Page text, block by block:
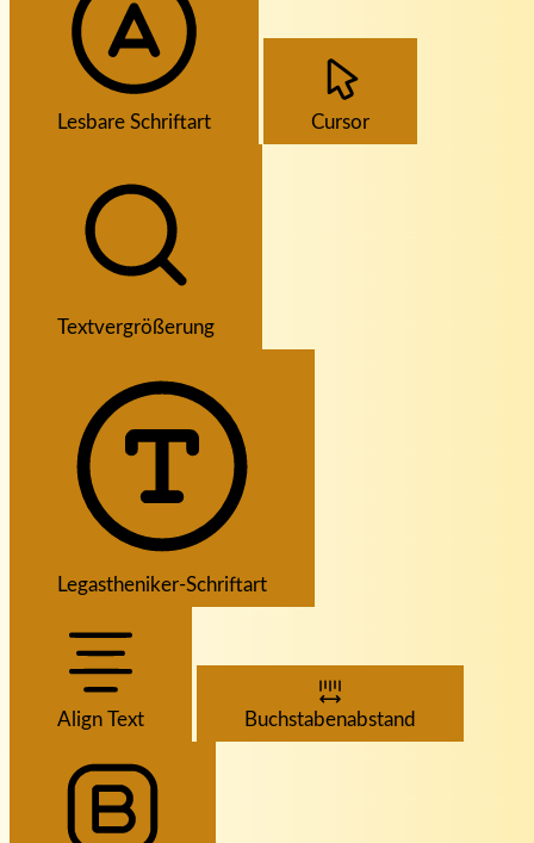
Lesbare Schriftart Cursor
Textvergrößerung
Legastheniker-Schriftart
Align Text Buchstabenabstand